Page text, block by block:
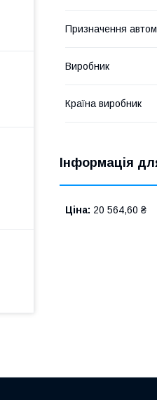
Призначення
Виробник
Країна виробник
Інформація
Ціна: 20 564,60 ₴